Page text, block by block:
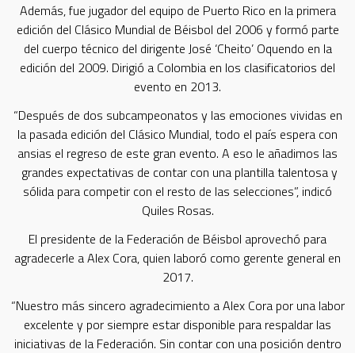
Además, fue jugador del equipo de Puerto Rico en la primera
edición del Clásico Mundial de Béisbol del 2006 y formó parte
del cuerpo técnico del dirigente José ‘Cheito’ Oquendo en la
edición del 2009. Dirigió a Colombia en los clasificatorios del
evento en 2013.
“Después de dos subcampeonatos y las emociones vividas en
la pasada edición del Clásico Mundial, todo el país espera con
ansias el regreso de este gran evento. A eso le añadimos las
grandes expectativas de contar con una plantilla talentosa y
sólida para competir con el resto de las selecciones”, indicó
Quiles Rosas.
El presidente de la Federación de Béisbol aprovechó para
agradecerle a Alex Cora, quien laboró como gerente general en
2017.
“Nuestro más sincero agradecimiento a Alex Cora por una labor
excelente y por siempre estar disponible para respaldar las
iniciativas de la Federación. Sin contar con una posición dentro